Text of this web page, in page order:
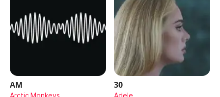
AM
Arctic Monkeys
30
Adele